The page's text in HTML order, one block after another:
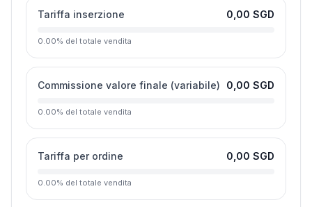
Tariffa inserzione 0,00 SGD
0.00% del totale vendita
Commissione valore finale (variabile) 0,00 SGD
0.00% del totale vendita
Tariffa per ordine 0,00 SGD
0.00% del totale vendita